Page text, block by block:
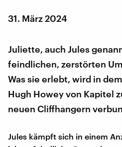
31. März 2024
Juliette, auch Jules
feindlichen, zerstörten
Was sie erlebt, wird in
Hugh Howey von Kapitel
neuen Cliffhangern
Jules kämpft sich in einem